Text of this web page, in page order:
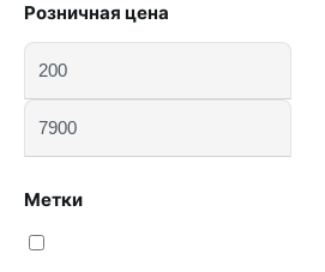
Розничная цена
Метки